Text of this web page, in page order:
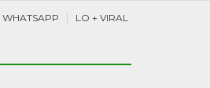
LO + VIRAL
WHATSAPP